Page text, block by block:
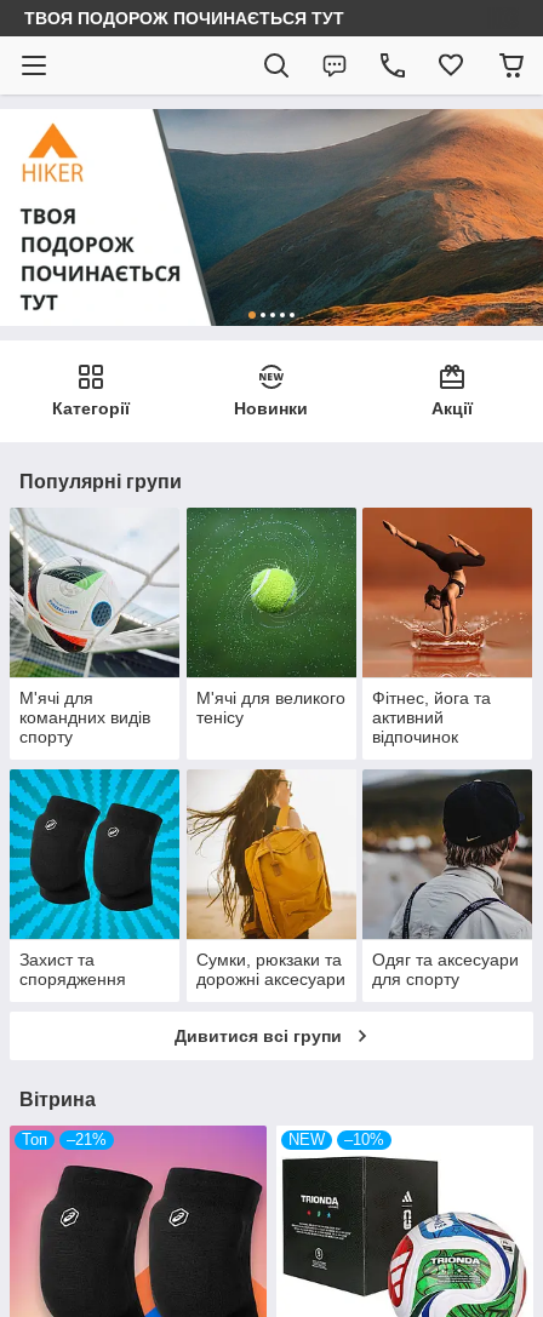
ТВОЯ ПОДОРОЖ ПОЧИНАЄТЬСЯ ТУТ
Категорії Новинки Акції
Популярні групи
М'ячі для
командних видів
спорту
М'ячі для великого
тенісу
Фітнес, йога та
активний
відпочинок
Захист та
спорядження
Сумки, рюкзаки та
дорожні аксесуари
Одяг та аксесуари
для спорту
Дивитися всі групи
Вітрина
Топ –21% NEW –10%